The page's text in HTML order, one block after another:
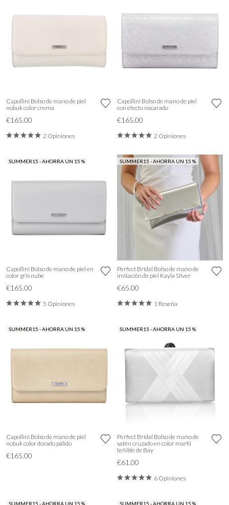
Capollini Bolso de mano de piel
nobuk color crema
€165.00
2 Opiniones
Capollini Bolso de mano de piel
con efecto nacarado
€165.00
2 Opiniones
SUMMER15 - AHORRA UN 15 %
Capollini Bolso de mano de piel en
color gris nube
€165.00
5 Opiniones
SUMMER15 - AHORRA UN 15 %
Perfect Bridal Bolso de mano de
imitación de piel Kayla Silver
€65.00
1 Reseña
SUMMER15 - AHORRA UN 15 %
Capollini Bolso de mano de piel
nobuk color dorado pálido
€165.00
SUMMER15 - AHORRA UN 15 %
Perfect Bridal Bolso de mano de
satén cruzado en color marfil
teñible de Bay
€61.00
6 Opiniones
SUMMER15 - AHORRA UN 15 % SUMMER15 - AHORRA UN 15 %